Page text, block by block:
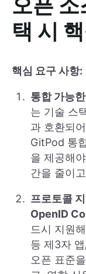
오픈
택 시
핵심 요구 사항:
통합 가능
는 기술 스
과 호환되
GitPod 통
을 제공해
간을 줄이
프로토콜
OpenID
드시 지원
등 제3자
오픈 표준